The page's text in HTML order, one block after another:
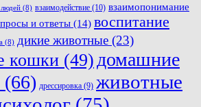
(8) взаимодействие (10) взаимопонимание
и ответы (14) воспитание
(8) дикие животные (23)
кошки (49) домашние
(66) дрессировка (9) животные